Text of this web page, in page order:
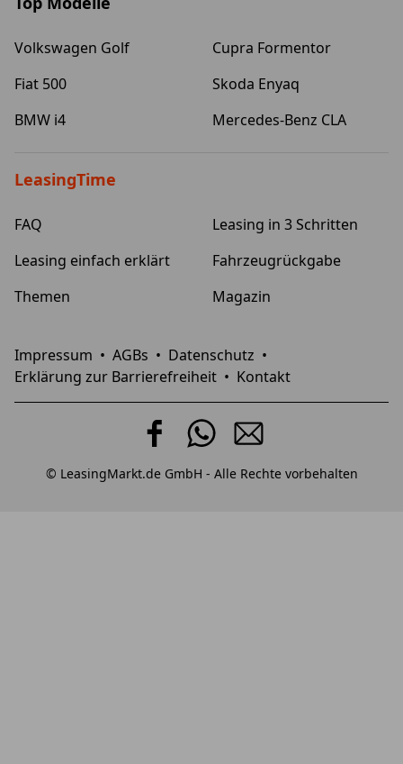
Volkswagen Golf
Cupra Formentor
Fiat 500
Skoda Enyaq
BMW i4
Mercedes-Benz CLA
LeasingTime
FAQ
Leasing in 3 Schritten
Leasing einfach erklärt
Fahrzeugrückgabe
Themen
Magazin
Impressum • AGBs • Datenschutz •
Erklärung zur Barrierefreiheit • Kontakt
© LeasingMarkt.de GmbH - Alle Rechte vorbehalten